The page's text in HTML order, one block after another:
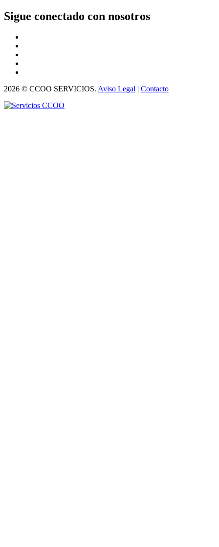
Sigue conectado con nosotros
2026 © CCOO SERVICIOS. Aviso Legal | Contacto